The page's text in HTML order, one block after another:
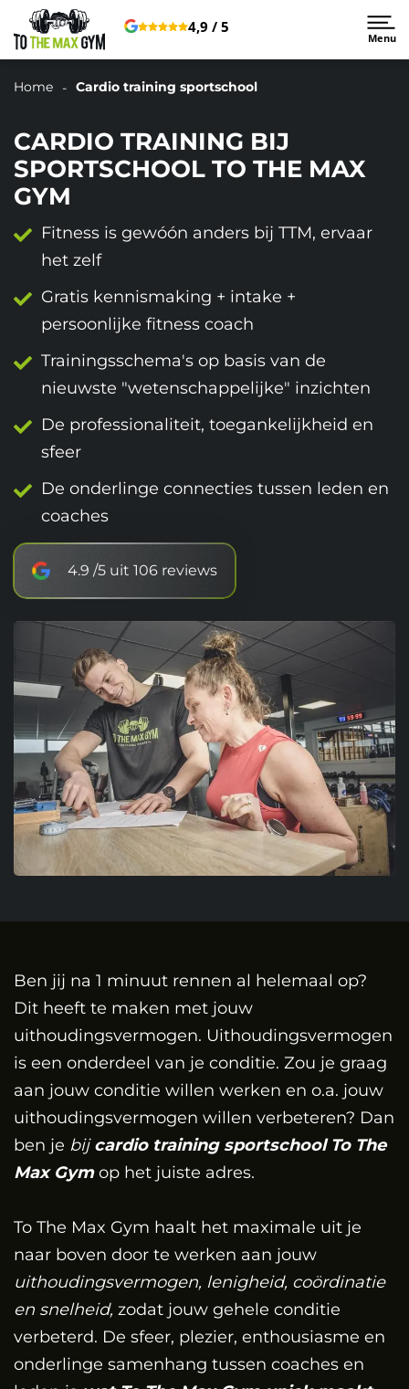
Menu
4,9 / 5
Home Cardio training sportschool
CARDIO TRAINING BIJ
SPORTSCHOOL TO THE MAX
GYM
Fitness is gewóón anders bij TTM, ervaar
het zelf
Gratis kennismaking + intake +
persoonlijke fitness coach
Trainingsschema's op basis van de
nieuwste "wetenschappelijke" inzichten
De professionaliteit, toegankelijkheid en
sfeer
De onderlinge connecties tussen leden en
coaches
4.9 /5 uit 106 reviews
Ben jij na 1 minuut rennen al helemaal op?
Dit heeft te maken met jouw
uithoudingsvermogen. Uithoudingsvermogen
is een onderdeel van je conditie. Zou je graag
aan jouw conditie willen werken en o.a. jouw
uithoudingsvermogen willen verbeteren? Dan
ben je bijcardio training sportschool To The
Max Gymop het juiste adres.
To The Max Gym haalt het maximale uit je
naar boven door te werken aan jouw
uithoudingsvermogen, lenigheid, coördinatie
en snelheid, zodat jouw gehele conditie
verbeterd. De sfeer, plezier, enthousiasme en
onderlinge samenhang tussen coaches en